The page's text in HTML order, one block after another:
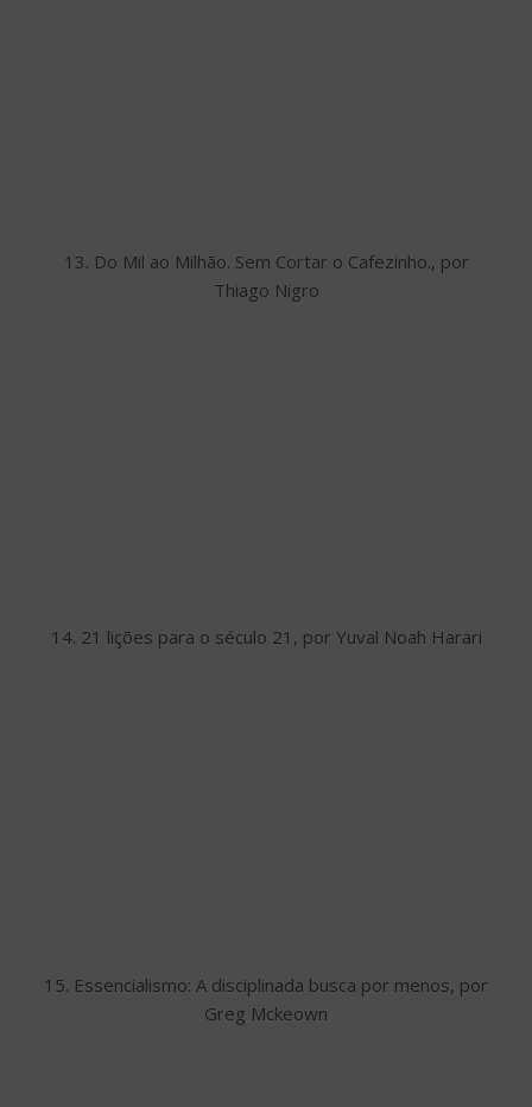
13. Do Mil ao Milhão. Sem Cortar o Cafezinho., por
Thiago Nigro
14. 21 lições para o século 21, por Yuval Noah Harari
15. Essencialismo: A disciplinada busca por menos, por
Greg Mckeown